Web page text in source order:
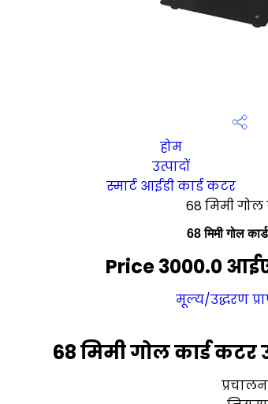
होम
उत्पादों
स्मार्ट आईडी कार्ड कटर
68 मिमी गोल
68 मिमी गोल
Price 3000.0
मूल्य/उद्धरण
68 मिमी गोल कार्ड कटर